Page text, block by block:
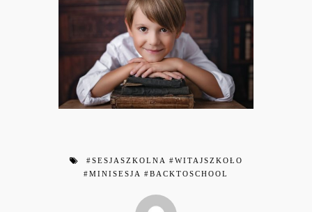
#SESJASZKOLNA #WITAJSZKOŁO
#MINISESJA #BACKTOSCHOOL